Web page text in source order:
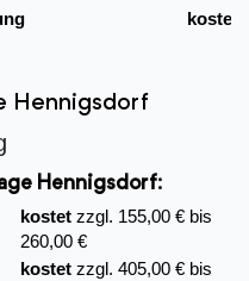
kostet
Hennigsdorf
Hennigsdorf:
kostet zzgl. 155,00 € bis
260,00 €
kostet zzgl. 405,00 € bis